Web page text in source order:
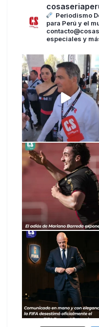
Periodismo
para Perú y el
especiales y